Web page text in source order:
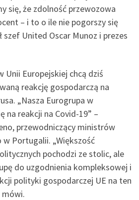
się, że zdolność przewozowa
– i to o ile nie pogorszy się
szef United Oscar Munoz i prezes
Unii Europejskiej chcą dziś
reakcję gospodarczą na
„Nasza Eurogrupa w
na reakcji na Covid-19” –
przewodniczący ministrów
Portugalii. „Większość
pochodzi ze stolic, ale
do uzgodnienia kompleksowej i
polityki gospodarczej UE na ten
mówi.